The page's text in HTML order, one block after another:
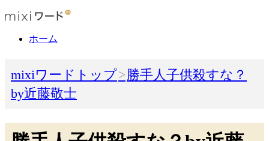
ホーム
mixiワードトップ
勝手人子供殺すな？
by近藤敬士